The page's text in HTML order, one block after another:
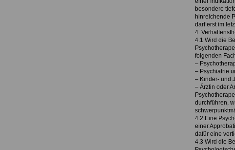
besondere
hinreichende
darf erst im
4.
4.1 Wird die
folgenden
–
– Psychiatrie
– Kinder- und
– Ärztin oder
durchführen,
4.2 Eine
einer
dafür eine
4.3 Wird die